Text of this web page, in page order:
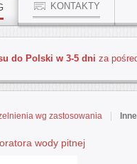
KONTAKTY
do Polski w 3-5 dni za
wg zastosowania
wody pitnej